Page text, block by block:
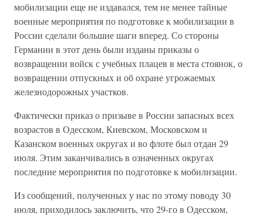
мобилизации еще не издавался, тем не менее тайные
военные мероприятия по подготовке к мобилизации в
России сделали большие шаги вперед. Со стороны
Германии в этот день были изданы приказы о
возвращении войск с учебных плацев в места стоянок, о
возвращении отпускных и об охране угрожаемых
железнодорожных участков.
Фактически приказ о призыве в России запасных всех
возрастов в Одесском, Киевском, Московском и
Казанском военных округах и во флоте был отдан 29
июля. Этим заканчивались в означенных округах
последние мероприятия по подготовке к мобилизации.
Из сообщений, полученных у нас по этому поводу 30
июля, приходилось заключить, что 29-го в Одесском,